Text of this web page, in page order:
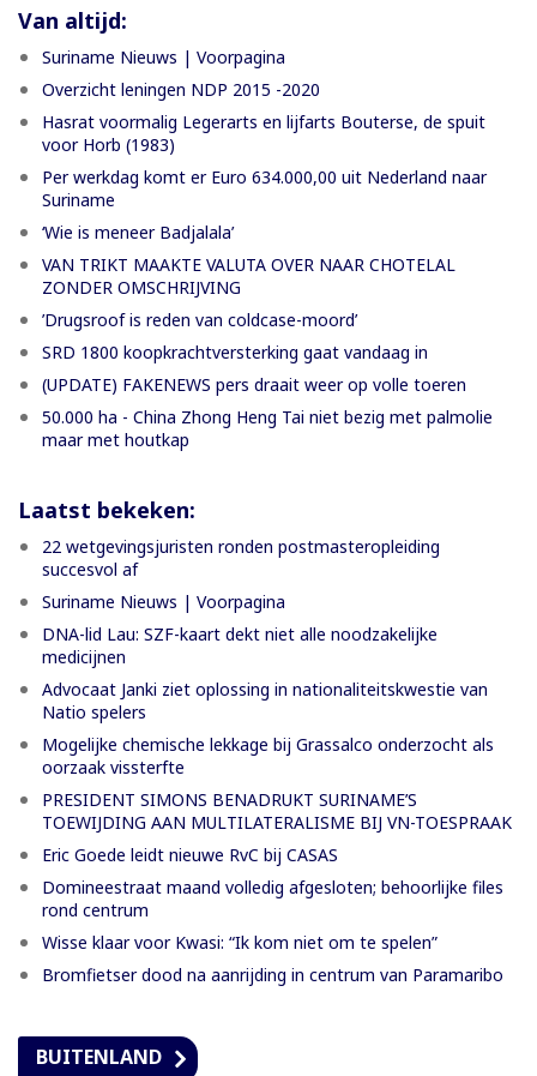
Van altijd:
Suriname Nieuws | Voorpagina
Overzicht leningen NDP 2015 -2020
Hasrat voormalig Legerarts en lijfarts Bouterse, de spuit
voor Horb (1983)
Per werkdag komt er Euro 634.000,00 uit Nederland naar
Suriname
‘Wie is meneer Badjalala’
VAN TRIKT MAAKTE VALUTA OVER NAAR CHOTELAL
ZONDER OMSCHRIJVING
’Drugsroof is reden van coldcase-moord’
SRD 1800 koopkrachtversterking gaat vandaag in
(UPDATE) FAKENEWS pers draait weer op volle toeren
50.000 ha - China Zhong Heng Tai niet bezig met palmolie
maar met houtkap
Laatst bekeken:
22 wetgevingsjuristen ronden postmasteropleiding
succesvol af
Suriname Nieuws | Voorpagina
DNA-lid Lau: SZF-kaart dekt niet alle noodzakelijke
medicijnen
Advocaat Janki ziet oplossing in nationaliteitskwestie van
Natio spelers
Mogelijke chemische lekkage bij Grassalco onderzocht als
oorzaak vissterfte
PRESIDENT SIMONS BENADRUKT SURINAME’S
TOEWIJDING AAN MULTILATERALISME BIJ VN-TOESPRAAK
Eric Goede leidt nieuwe RvC bij CASAS
Domineestraat maand volledig afgesloten; behoorlijke files
rond centrum
Wisse klaar voor Kwasi: “Ik kom niet om te spelen”
Bromfietser dood na aanrijding in centrum van Paramaribo
BUITENLAND